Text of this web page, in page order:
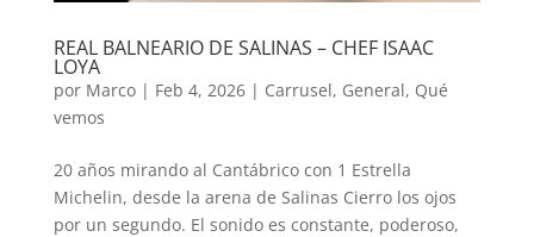
REAL BALNEARIO DE SALINAS – CHEF ISAAC
LOYA
por Marco| Feb 4, 2026| Carrusel, General, Qué
vemos
20 años mirando al Cantábrico con 1 Estrella
Michelin, desde la arena de Salinas Cierro los ojos
por un segundo. El sonido es constante, poderoso,